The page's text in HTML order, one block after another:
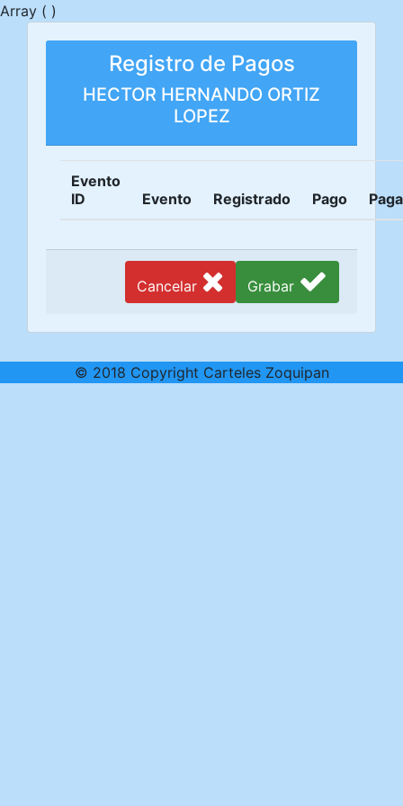
Array ( )
Registro de Pagos
HECTOR HERNANDO ORTIZ
LOPEZ
Evento
ID
Evento Registrado Pago
Grabar
Cancelar
© 2018 Copyright Carteles Zoquipan